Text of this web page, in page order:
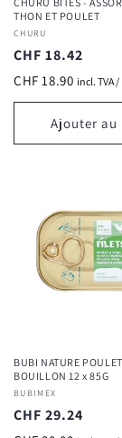
THON ET POULET
Fournisseur :
CHURU
Prix
habituel
CHF 18.42
CHF 18.90 incl. TVA
Ajouter au
BUBI NATURE
BOUILLON 12 x 85G
Fournisseur :
BUBIMEX
Prix
CHF 29.24
Connectez-
produits à
articles